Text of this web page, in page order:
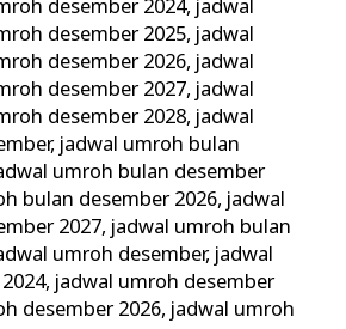
desember 2024, jadwal
desember 2025, jadwal
desember 2026, jadwal
desember 2027, jadwal
desember 2028, jadwal
, jadwal umroh bulan
umroh bulan desember
bulan desember 2026, jadwal
2027, jadwal umroh bulan
umroh desember, jadwal
, jadwal umroh desember
desember 2026, jadwal umroh